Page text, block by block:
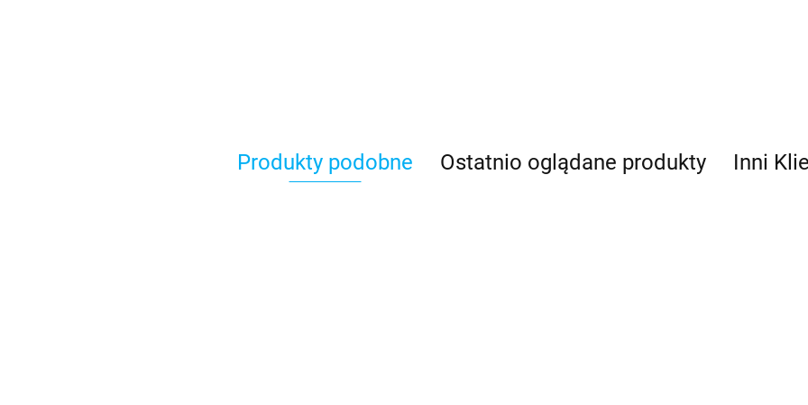
Basic Fun
Produkty podobne Ostatnio oglądane produkty Inni